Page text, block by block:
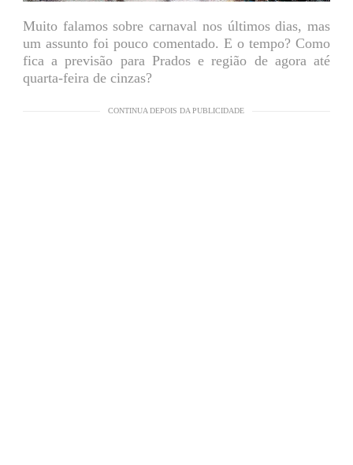
Muito falamos sobre carnaval nos últimos dias, mas
um assunto foi pouco comentado. E o tempo? Como
fica a previsão para Prados e região de agora até
quarta-feira de cinzas?
CONTINUA DEPOIS DA PUBLICIDADE